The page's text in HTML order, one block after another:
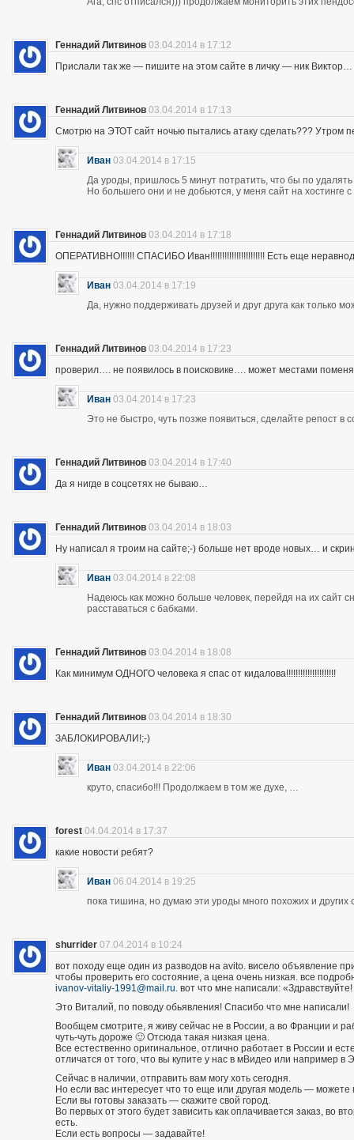
Геннадий Литвинов 03.04.2014 в 17:12
Прислали так же — пишите на этом сайте в личку — ник Виктор…
Геннадий Литвинов 03.04.2014 в 17:13
Смотрю на ЭТОТ сайт ночью пытались атаку сделать??? Утром
Иван 03.04.2014 в 17:15
Да уроды, пришлось 5 минут потратить, что бы по
Но большего они и не добьются, у меня сайт на хостинге
Геннадий Литвинов 03.04.2014 в 17:18
ОПЕРАТИВНО!!!!!! СПАСИБО Иван!!!!!!!!!!!!!!!!!!!!!!! Есть еще
Иван 03.04.2014 в 17:19
Да, нужно поддерживать друзей и друг друга как только
Геннадий Литвинов 03.04.2014 в 17:23
проверил…. не появилось в поисковике…. может местами
Иван 03.04.2014 в 17:23
Это не быстро, чуть позже появиться, сделайте репост в
Геннадий Литвинов 03.04.2014 в 17:40
Да я нигде в соцсетях не бываю…
Геннадий Литвинов 03.04.2014 в 18:03
Ну написал я троим на сайте;-) больше нет вроде новых… и
Иван 03.04.2014 в 22:08
Надеюсь как можно больше человек, перейдя на их сайт
расставаться с бабками.
Геннадий Литвинов 03.04.2014 в 18:08
Как минимум ОДНОГО человека я спас от кидалова!!!!!!!!!!!!!!!!!!!!!
Геннадий Литвинов 03.04.2014 в 18:30
ЗАБЛОКИРОВАЛИ!;-)
Иван 03.04.2014 в 22:06
круто, спасибо!!! Продолжаем в том же духе, …
forest 04.04.2014 в 17:37
какие новости ребят?
Иван 06.04.2014 в 19:25
пока тишина, но думаю эти уроды много похожих и
shurrider 07.04.2014 в 10:24
вот походу еще один из разводов на avito. висело объявление
чтобы проверить его состояние, а цена очень низкая. все
ivanov-vitaliy-1991@mail.ru . вот что мне написали: «Здравствуйте!
Это Виталий, по поводу обьявления! Спасибо что мне написали!
Вообщем смотрите, я живу сейчас не в России, а во Франции и
чуть-чуть дороже 🙂 Отсюда такая низкая цена.
Все естественно оригинальное, отлично работает в России и
отличатся от того, что вы купите у нас в мВидео или например в
Сейчас в наличии, отправить вам могу хоть сегодня.
Но если вас интересует что то еще или другая модель —
Если вы готовы заказать — скажите свой город.
Во первых от этого будет зависить как оплачивается заказ, во
есть.
Если есть вопросы — задавайте!